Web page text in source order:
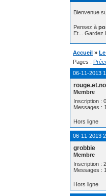
Bienvenue
Pensez à
Et... Gardez
Accueil »
Pages :
06-11-2013
Membre
Inscription :
Messages :
Hors ligne
06-11-2013
grobbie
Membre
Inscription :
Messages :
Hors ligne